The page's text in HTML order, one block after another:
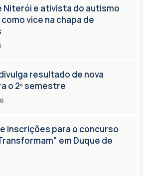
Niterói e ativista do autismo
vice na chapa de
resultado de nova
o 2º semestre
inscrições para o concurso
em Duque de